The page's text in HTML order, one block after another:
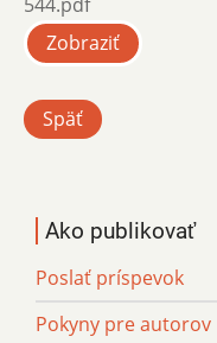
Zobraziť
Späť
Ako publikovať
Poslať príspevok
Pokyny pre autorov